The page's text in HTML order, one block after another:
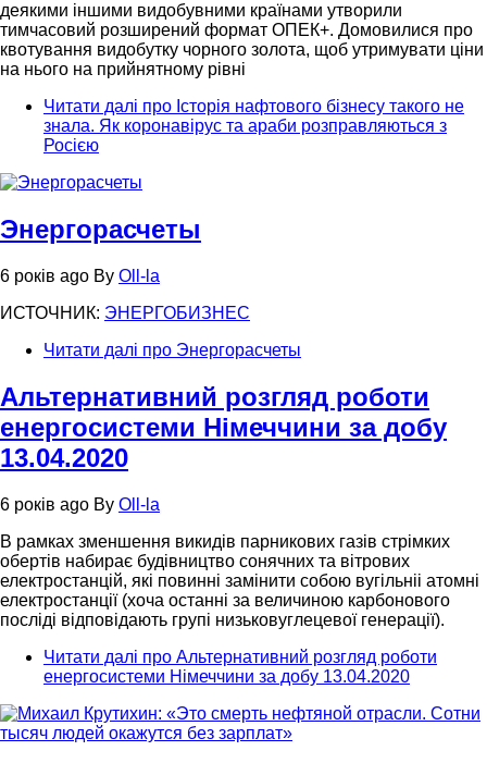
деякими іншими видобувними країнами утворили
тимчасовий розширений формат ОПЕК+. Домовилися про
квотування видобутку чорного золота, щоб утримувати ціни
на нього на прийнятному рівні
Читати далі про Історія нафтового бізнесу такого не
знала. Як коронавірус та араби розправляються з
Росією
Энергорасчеты
6 років ago By Oll-la
ИСТОЧНИК: ЭНЕРГОБИЗНЕС
Читати далі про Энергорасчеты
Альтернативний розгляд роботи
енергосистеми Німеччини за добу
13.04.2020
6 років ago By Oll-la
В рамках зменшення викидів парникових газів стрімких
обертів набирає будівництво сонячних та вітрових
електростанцій, які повинні замінити собою вугільніі атомні
електростанції (хоча останні за величиною карбонового
посліді відповідають групі низьковуглецевої генерації).
Читати далі про Альтернативний розгляд роботи
енергосистеми Німеччини за добу 13.04.2020